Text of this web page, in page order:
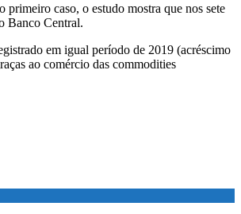
primeiro caso, o estudo mostra que nos sete
Banco Central.
em igual período de 2019 (acréscimo
ao comércio das commodities